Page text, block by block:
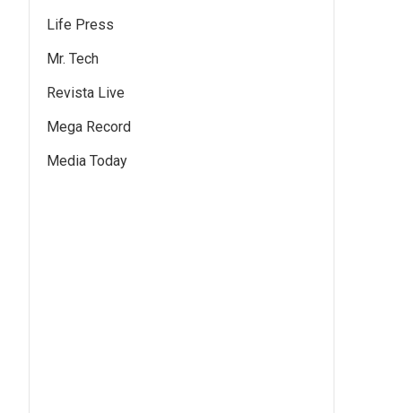
Life Press
Mr. Tech
Revista Live
Mega Record
Media Today